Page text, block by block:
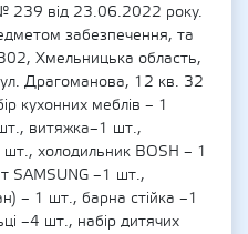
239 від 23.06.2022 року.
забезпечення, та
Хмельницька область,
Драгоманова, 12 кв. 32
кухонних меблів – 1
витяжка–1 шт.,
шт., холодильник BOSH – 1
SAMSUNG –1 шт.,
– 1 шт., барна стійка –1
–4 шт., набір дитячих